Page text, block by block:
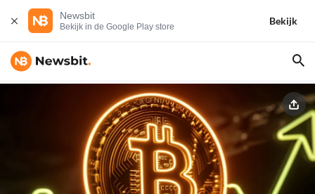
Newsbit
Bekijk in de Google Play store
Bekijk